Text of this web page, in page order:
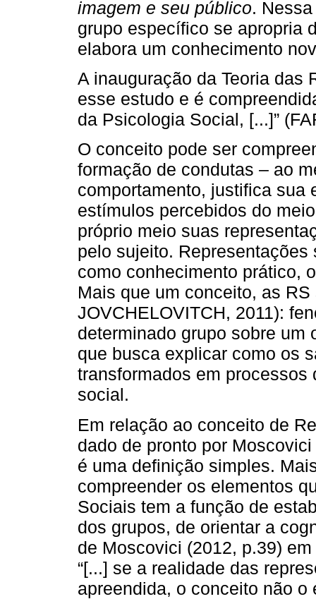
imagem e seu público.
grupo específico se apropria
elabora um conhecimento
A inauguração da Teoria das
esse estudo e é
da Psicologia Social, [...]”
O conceito pode ser
formação de condutas – ao
comportamento, justifica sua
estímulos percebidos do
próprio meio suas
pelo sujeito.
como conhecimento prático,
Mais que um conceito, as
JOVCHELOVITCH, 2011):
determinado grupo sobre um
que busca explicar como os
transformados em
social.
Em relação ao conceito de
dado de pronto por
é uma definição simples.
compreender os elementos
Sociais tem a função de
dos grupos, de orientar a
de Moscovici (2012, p.39)
“[...] se a realidade das
apreendida, o conceito não o